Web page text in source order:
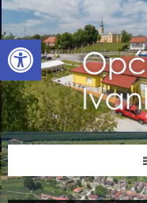
Open toolbar
Skip
to
content
Skip
to
left
sidebar
Skip
to
footer